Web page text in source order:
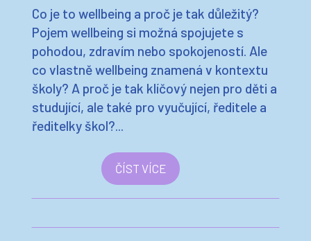
Co je to wellbeing a proč je tak důležitý?
Pojem wellbeing si možná spojujete s
pohodou, zdravím nebo spokojeností. Ale
co vlastně wellbeing znamená v kontextu
školy? A proč je tak klíčový nejen pro děti a
studující, ale také pro vyučující, ředitele a
ředitelky škol?...
ČÍST VÍCE